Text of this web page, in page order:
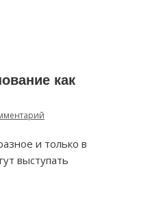
как
и только в
выступать